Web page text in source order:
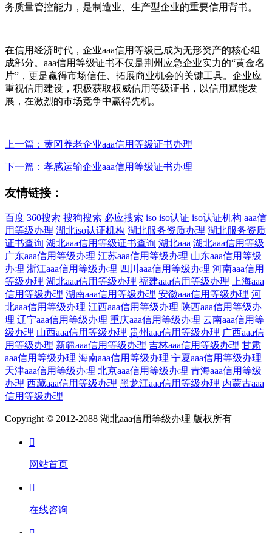
务质量管控能力，是制造业、生产型企业的重要信用背书。
在信用经济时代，企业aaa信用等级已成为无形资产的核心组
成部分。aaa信用等级证书不仅是荆州应急企业实力的“黄金名
片”，更是赢得市场信任、拓展商业机会的关键工具。企业应
重视信用建设，积极获取权威信用等级证书，以信用赋能发
展，在激烈的市场竞争中赢得先机。
上一篇：黄冈养老企业aaa信用等级证书办理
下一篇：孝感运输企业aaa信用等级证书办理
友情链接：
百度 360搜索 搜狗搜索 必应搜索 iso iso认证 iso认证机构 aaa信
用等级办理 湖北iso认证机构 湖北服务资质办理 湖北服务资质
证书查询 湖北aaa信用等级证书查询 湖北aaa 湖北aaa信用等级
广东aaa信用等级办理 江苏aaa信用等级办理 山东aaa信用等级
办理 浙江aaa信用等级办理 四川aaa信用等级办理 河南aaa信用
等级办理 湖北aaa信用等级办理 福建aaa信用等级办理
上海aaa
信用等级办理 湖南aaa信用等级办理 安徽aaa信用等级办理 河
北aaa信用等级办理 江西aaa信用等级办理 陕西aaa信用等级办
理 辽宁aaa信用等级办理 重庆aaa信用等级办理 云南aaa信用等
级办理 山西aaa信用等级办理 贵州aaa信用等级办理 广西aaa信
用等级办理 新疆aaa信用等级办理 吉林aaa信用等级办理 甘肃
aaa信用等级办理 海南aaa信用等级办理 宁夏aaa信用等级办理
天津aaa信用等级办理 北京aaa信用等级办理 青海aaa信用等级
办理 西藏aaa信用等级办理 黑龙江aaa信用等级办理 内蒙古aaa
信用等级办理
Copyright © 2012-2088 湖北aaa信用等级办理 版权所有

网站首页

在线咨询